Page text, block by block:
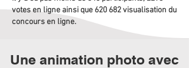
votes en ligne ainsi que 620 682 visualisation du
concours en ligne.
Une animation photo avec